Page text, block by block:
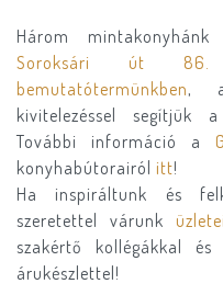
Három
Soroksári út
bemutatótermünkben,
kivitelezéssel segítjük a
További információ a
konyhabútorairól itt!
Ha inspiráltunk és
szeretettel várunk
szakértő kollégákkal
árukészlettel!